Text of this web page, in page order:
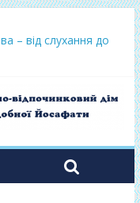
– від слухання до